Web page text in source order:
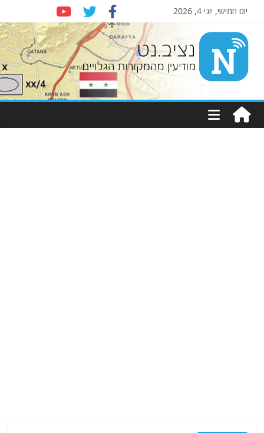
יום חמישי, יוני 4, 2026
Nziv.net
מודיעין
מהמקורות